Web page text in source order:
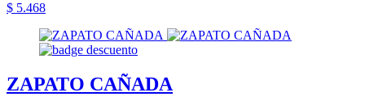
$ 5.468
ZAPATO CAÑADA